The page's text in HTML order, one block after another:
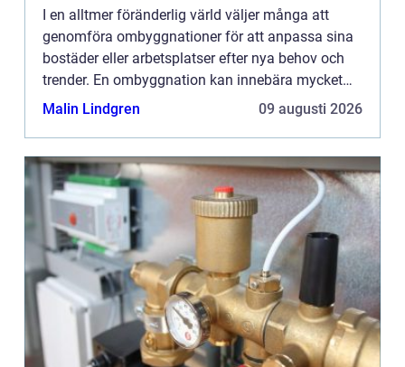
I en alltmer föränderlig värld väljer många att
genomföra ombyggnationer för att anpassa sina
bostäder eller arbetsplatser efter nya behov och
trender. En ombyggnation kan innebära mycket
mer än bara...
Malin Lindgren 09 augusti 2026